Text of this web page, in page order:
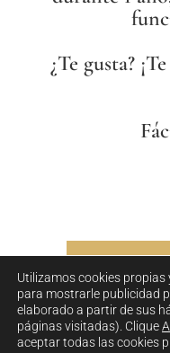
¿Te gusta?
Utilizamos cookies
para mostrarle publicidad
elaborado a partir de sus
páginas visitadas). Clique
aceptar todas las cookies